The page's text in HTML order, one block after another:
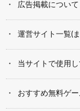
広告掲載について
運営サイト一覧(
当サイトで使用
おすすめ無料ゲ